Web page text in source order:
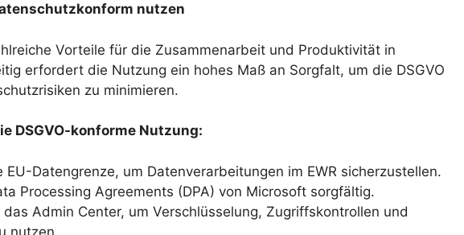
nutzen
Vorteile für die Zusammenarbeit und Produktivität in
erfordert die Nutzung ein hohes Maß an Sorgfalt, um die DSGVO
zu minimieren.
DSGVO-konforme Nutzung:
EU-Datengrenze, um Datenverarbeitungen im EWR sicherzustellen.
Processing Agreements (DPA) von Microsoft sorgfältig.
das Admin Center, um Verschlüsselung, Zugriffskontrollen und
nutzen.